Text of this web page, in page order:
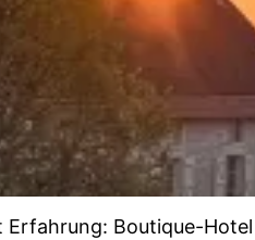
Erfahrung: Boutique-